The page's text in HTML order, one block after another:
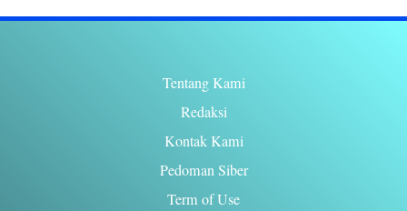
Tentang Kami
Redaksi
Kontak Kami
Pedoman Siber
Term of Use